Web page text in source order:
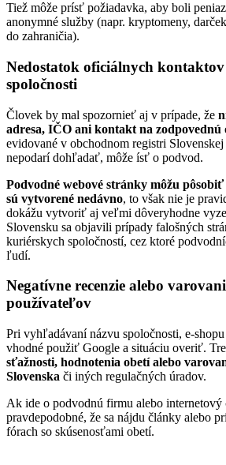
Tiež môže prísť požiadavka, aby boli
anonymné služby (napr. kryptomeny,
do zahraničia).
Nedostatok oficiálnych kontaktov
spoločnosti
Človek by mal spozornieť aj v prípade, že
adresa, IČO ani kontakt na zodpovednú
evidované v obchodnom registri
nepodarí dohľadať, môže ísť o podvod.
Podvodné webové stránky môžu
sú vytvorené nedávno, to však nie je
dokážu vytvoriť aj veľmi dôveryhodne
Slovensku sa objavili prípady falošných
kuriérskych spoločností, cez ktoré
ľudí.
Negatívne recenzie alebo
používateľov
Pri vyhľadávaní názvu spoločnosti, e-
vhodné použiť Google a situáciu overiť.
sťažnosti, hodnotenia obetí alebo
Slovenska či iných regulačných úradov.
Ak ide o podvodnú firmu alebo internetový
pravdepodobné, že sa nájdu články alebo
fórach so skúsenosťami obetí.